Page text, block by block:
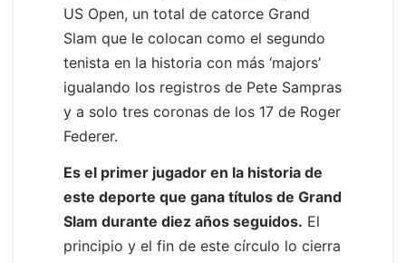
US Open, un total de catorce Grand
Slam que le colocan como el segundo
tenista en la historia con más ‘majors’
igualando los registros de Pete Sampras
y a solo tres coronas de los 17 de Roger
Federer.
Es el primer jugador en la historia de
este deporte que gana títulos de Grand
Slam durante diez años seguidos. El
principio y el fin de este círculo lo cierra